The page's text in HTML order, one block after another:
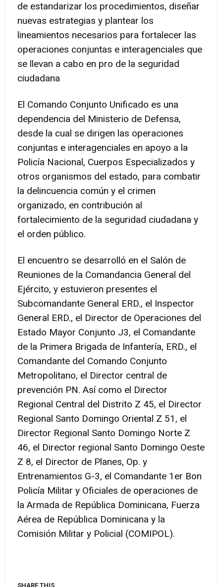
de estandarizar los procedimientos, diseñar
nuevas estrategias y plantear los
lineamientos necesarios para fortalecer las
operaciones conjuntas e interagenciales que
se llevan a cabo en pro de la seguridad
ciudadana
El Comando Conjunto Unificado es una
dependencia del Ministerio de Defensa,
desde la cual se dirigen las operaciones
conjuntas e interagenciales en apoyo a la
Policía Nacional, Cuerpos Especializados y
otros organismos del estado, para combatir
la delincuencia común y el crimen
organizado, en contribución al
fortalecimiento de la seguridad ciudadana y
el orden público.
El encuentro se desarrolló en el Salón de
Reuniones de la Comandancia General del
Ejército, y estuvieron presentes el
Subcomandante General ERD., el Inspector
General ERD., el Director de Operaciones del
Estado Mayor Conjunto J3, el Comandante
de la Primera Brigada de Infantería, ERD., el
Comandante del Comando Conjunto
Metropolitano, el Director central de
prevención PN. Así como el Director
Regional Central del Distrito Z 45, el Director
Regional Santo Domingo Oriental Z 51, el
Director Regional Santo Domingo Norte Z
46, el Director regional Santo Domingo Oeste
Z 8, el Director de Planes, Op. y
Entrenamientos G-3, el Comandante 1er Bon
Policía Militar y Oficiales de operaciones de
la Armada de República Dominicana, Fuerza
Aérea de República Dominicana y la
Comisión Militar y Policial (COMIPOL).
SHARE THIS